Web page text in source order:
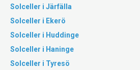
Solceller i Järfälla
Solceller i Ekerö
Solceller i Huddinge
Solceller i Haninge
Solceller i Tyresö